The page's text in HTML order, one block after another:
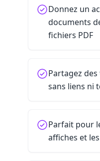
Donnez un
documents
fichiers PDF
Partagez
sans liens ni
Parfait pour
affiches et